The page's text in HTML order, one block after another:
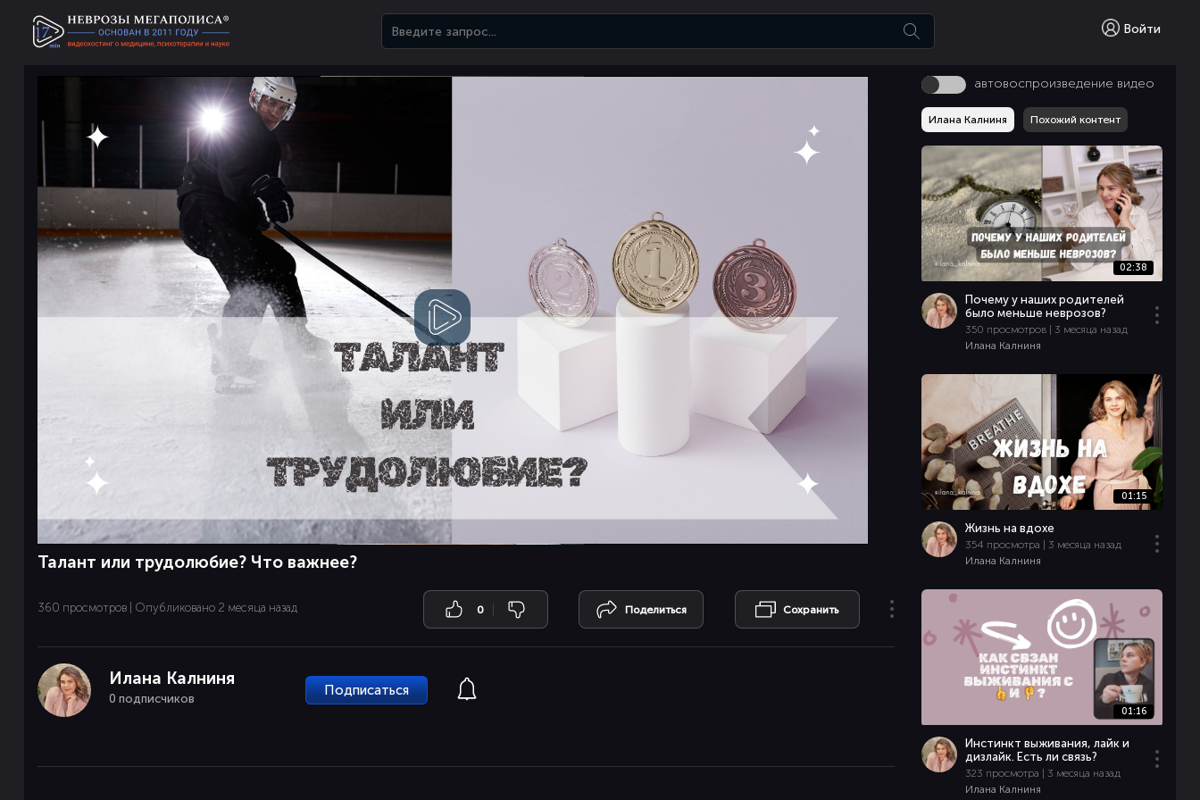
Войти
Смотреть
видео
Талант или трудолюбие? Что важнее?
360 просмотров | Опубликовано 2 месяца назад 0 Поделиться Сохранить
Илана Калниня
0 подписчиков
Подписаться
автовоспроизведение видео
Илана Калниня Похожий контент
02:38
Почему у наших родителей
было меньше неврозов?
350 просмотров | 3 месяца назад
Илана Калниня
01:15
Жизнь на вдохе
354 просмотра | 3 месяца назад
Илана Калниня
01:16
Инстинкт выживания, лайк и
дизлайк. Есть ли связь?
323 просмотра | 3 месяца назад
Илана Калниня